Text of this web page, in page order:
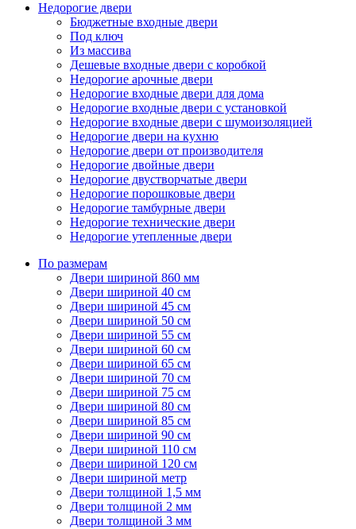
Недорогие двери
Бюджетные входные двери
Под ключ
Из массива
Дешевые входные двери с коробкой
Недорогие арочные двери
Недорогие входные двери для дома
Недорогие входные двери с установкой
Недорогие входные двери с шумоизоляцией
Недорогие двери на кухню
Недорогие двери от производителя
Недорогие двойные двери
Недорогие двустворчатые двери
Недорогие порошковые двери
Недорогие тамбурные двери
Недорогие технические двери
Недорогие утепленные двери
По размерам
Двери шириной 860 мм
Двери шириной 40 см
Двери шириной 45 см
Двери шириной 50 см
Двери шириной 55 см
Двери шириной 60 см
Двери шириной 65 см
Двери шириной 70 см
Двери шириной 75 см
Двери шириной 80 см
Двери шириной 85 см
Двери шириной 90 см
Двери шириной 110 см
Двери шириной 120 см
Двери шириной метр
Двери толщиной 1,5 мм
Двери толщиной 2 мм
Двери толщиной 3 мм